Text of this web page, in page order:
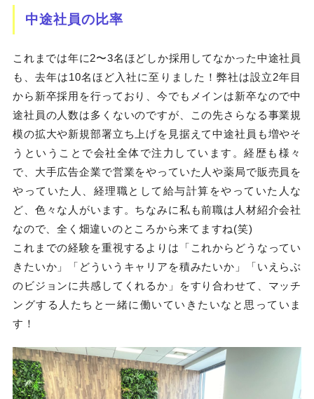
中途社員の比率
これまでは年に2〜3名ほどしか採用してなかった中途社員
も、去年は10名ほど入社に至りました！弊社は設立2年目
から新卒採用を行っており、今でもメインは新卒なので中
途社員の人数は多くないのですが、この先さらなる事業規
模の拡大や新規部署立ち上げを見据えて中途社員も増やそ
うということで会社全体で注力しています。経歴も様々
で、大手広告企業で営業をやっていた人や薬局で販売員を
やっていた人、経理職として給与計算をやっていた人な
ど、色々な人がいます。ちなみに私も前職は人材紹介会社
なので、全く畑違いのところから来てますね(笑)
これまでの経験を重視するよりは「これからどうなってい
きたいか」「どういうキャリアを積みたいか」「いえらぶ
のビジョンに共感してくれるか」をすり合わせて、マッチ
ングする人たちと一緒に働いていきたいなと思っていま
す！